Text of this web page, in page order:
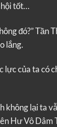
tốt…
đó?” Tần
lắng.
lực của ta có
không lại ta
Hư Vô Dâm